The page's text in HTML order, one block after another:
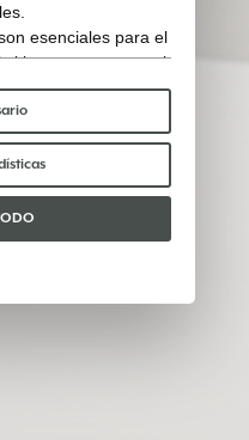
esenciales para el
y no procesan ni
con terceros.
nuestra